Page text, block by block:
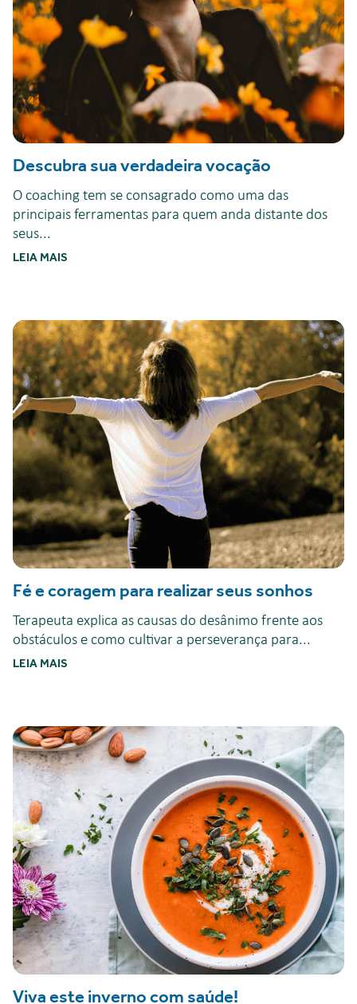
Descubra sua verdadeira vocação
O coaching tem se consagrado como uma das
principais ferramentas para quem anda distante dos
seus...
LEIA MAIS
Fé e coragem para realizar seus sonhos
Terapeuta explica as causas do desânimo frente aos
obstáculos e como cultivar a perseverança para...
LEIA MAIS
Viva este inverno com saúde!